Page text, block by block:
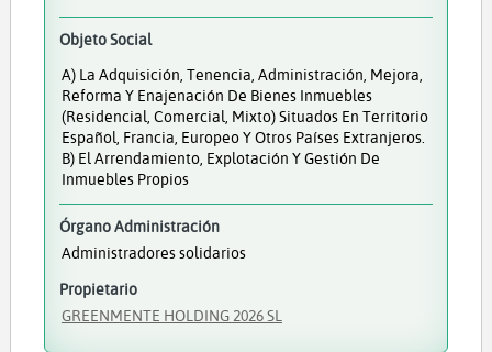
Objeto Social
A) La Adquisición, Tenencia, Administración, Mejora,
Reforma Y Enajenación De Bienes Inmuebles
(residencial, Comercial, Mixto) Situados En Territorio
Español, Francia, Europeo Y Otros Países Extranjeros.
B) El Arrendamiento, Explotación Y Gestión De
Inmuebles Propios
Órgano Administración
Administradores solidarios
Propietario
GREENMENTE HOLDING 2026 SL